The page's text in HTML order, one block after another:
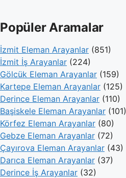
Popüler Aramalar
İzmit Eleman Arayanlar (851)
İzmit İş Arayanlar (224)
Gölcük Eleman Arayanlar (159)
Kartepe Eleman Arayanlar (125)
Derince Eleman Arayanlar (110)
Başiskele Eleman Arayanlar (101)
Körfez Eleman Arayanlar (80)
Gebze Eleman Arayanlar (72)
Çayırova Eleman Arayanlar (43)
Darıca Eleman Arayanlar (37)
Derince İş Arayanlar (32)